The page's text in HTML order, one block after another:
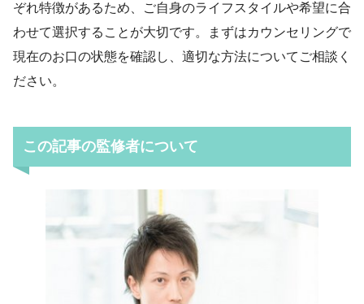
ぞれ特徴があるため、ご自身のライフスタイルや希望に合
わせて選択することが大切です。まずはカウンセリングで
現在のお口の状態を確認し、適切な方法についてご相談く
ださい。
この記事の監修者について